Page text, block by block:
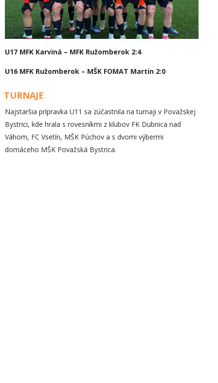
U17 MFK Karviná – MFK Ružomberok 2:4
U16 MFK Ružomberok – MŠK FOMAT Martin 2:0
TURNAJE
Najstaršia prípravka U11 sa zúčastnila na turnaji v Považskej
Bystrici, kde hrala s rovesníkmi z klubov FK Dubnica nad
Váhom, FC Vsetín, MŠK Púchov a s dvomi výbermi
domáceho MŠK Považská Bystrica.